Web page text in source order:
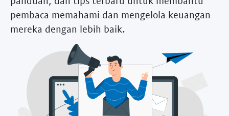
pembaca memahami dan mengelola keuangan
mereka dengan lebih baik.